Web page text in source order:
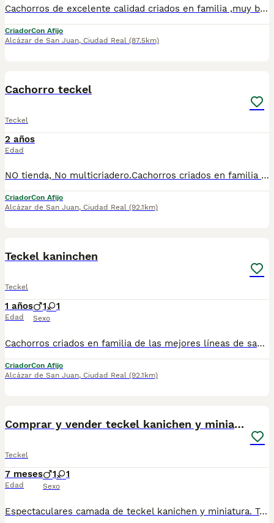
Cachorros de excelente calidad criados en familia ,muy buenas líneas de sangre , NO somos tienda ni multicriadero
CriadorCon Afijo
Alcázar de San Juan, Ciudad Real (87.5km)
Cachorro teckel
Teckel
2 años
Edad
NO tienda, No multicriadero.Cachorros criados en familia de las mejores lineas de sangre, 25 años de experiencia.
CriadorCon Afijo
Alcázar de San Juan, Ciudad Real (92.1km)
Teckel kaninchen
Teckel
1 años
Edad
1 1
Sexo
Cachorros criados en familia de las mejores líneas de sangre, excelente pedigree , 25 años de experiencia , NO TIENDA.
CriadorCon Afijo
Alcázar de San Juan, Ciudad Real (92.1km)
Comprar y vender teckel kanichen y miniatura
Teckel
7 meses
Edad
1 1
Sexo
Espectaculares camada de teckel kanichen y miniatura. Todos los cachorritos se entregan con unos dos meses y medio de edad y sus vacunas correspondientes, desparasitados interna y externamente, con certificado de salud, y garantía tanto por enfermedad vírica como congénito genética. Posibilidad de entregar en toda España mediante transporte propio preparado para animales y con chofer privado. Los precios pueden variar según las características y morfología de cada cachorro. Añádenos al whats app o llámanos, y encantados atenderemos todas tus dudas y consultas. Teléfono / Whats app: 641 92 23 90